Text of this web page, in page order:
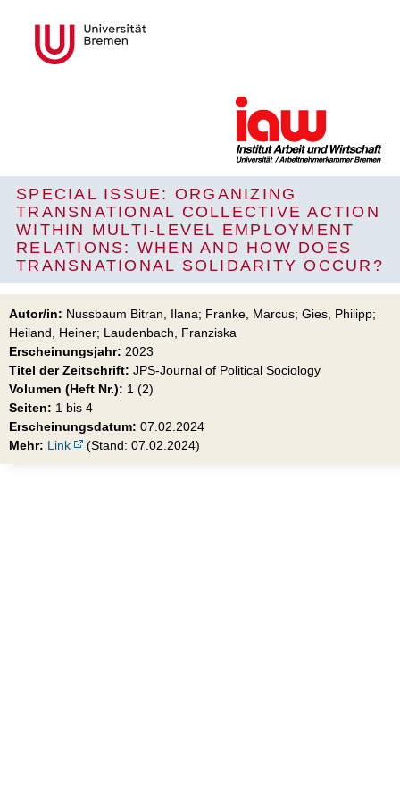
SPECIAL ISSUE: ORGANIZING
TRANSNATIONAL COLLECTIVE ACTION
WITHIN MULTI-LEVEL EMPLOYMENT
RELATIONS: WHEN AND HOW DOES
TRANSNATIONAL SOLIDARITY OCCUR?
Autor/in: Nussbaum Bitran, Ilana; Franke, Marcus; Gies, Philipp;
Heiland, Heiner; Laudenbach, Franziska
Erscheinungsjahr: 2023
Titel der Zeitschrift: JPS-Journal of Political Sociology
Volumen (Heft Nr.): 1 (2)
Seiten: 1 bis 4
Erscheinungsdatum: 07.02.2024
Mehr: Link (Stand: 07.02.2024)